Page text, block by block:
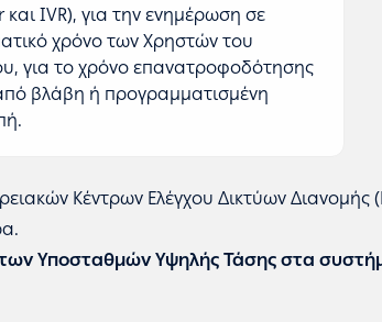
και IVR), για την ενημέρωση σε
χρόνο των Χρηστών του
για το χρόνο επανατροφοδότησης
βλάβη ή προγραμματισμένη
Κέντρων Ελέγχου Δικτύων Διανομής
Υποσταθμών Υψηλής Τάσης στα